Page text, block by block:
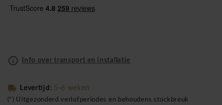
Info over transport en installatie
Levertijd: 5-6 weken
(*) Uitgezonderd verlofperiodes en behoudens stockbreuk